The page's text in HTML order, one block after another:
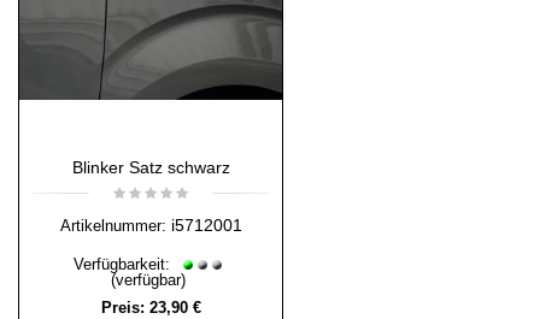
Blinker Satz schwarz
Artikelnummer: i5712001
Verfügbarkeit:
(verfügbar)
Preis: 23,90 €